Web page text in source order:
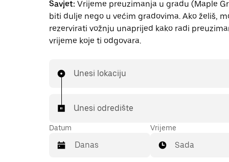
Savjet: Vrijeme preuzimanja u gradu (Maple
biti dulje nego u većim gradovima. Ako želiš,
rezervirati vožnju unaprijed kako radi
vrijeme koje ti odgovara.
Unesi lokaciju
Unesi odredište
Datum Vrijeme
Sada